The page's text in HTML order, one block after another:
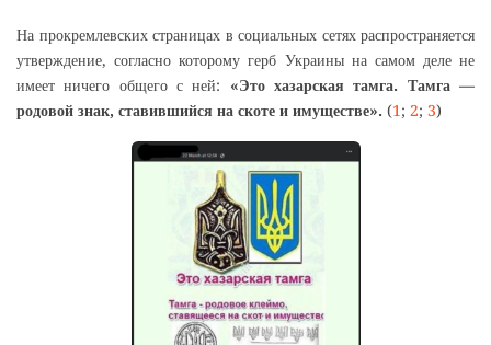
На прокремлевских страницах в социальных сетях распространяется
утверждение, согласно которому герб Украины на самом деле не
имеет ничего общего с ней: «Это хазарская тамга. Тамга —
родовой знак, ставившийся на скоте и имуществе». (1; 2; 3)